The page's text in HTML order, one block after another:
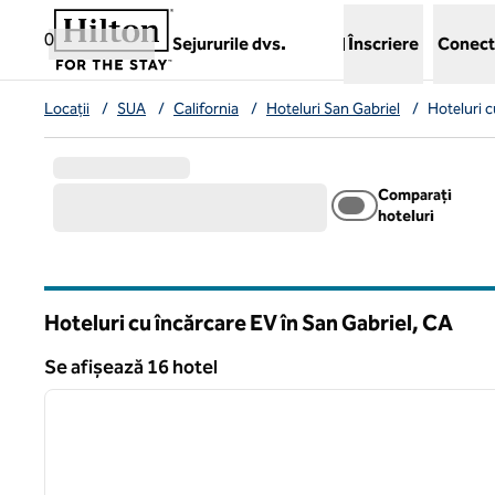
Salt la conținut
0
Sejururile dvs.
,deschide o filă nouă
Înscriere
Locații / SUA / California / Hoteluri San Gabriel / Hoteluri
Comparați
hoteluri
Hoteluri cu încărcare EV în San Gabriel,CA
Se afișează 16 hotel
Se afișează 16 hotel
1 din 13